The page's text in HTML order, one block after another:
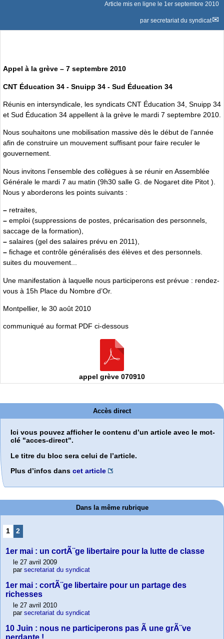
Article mis en ligne le 1er septembre 2010
par secretariat du syndicat
Appel à la grève – 7 septembre 2010
CNT Éducation 34 - Snuipp 34 - Sud Éducation 34
Réunis en intersyndicale, les syndicats CNT Éducation 34, Snuipp 34
et Sud Éducation 34 appellent à la grève le mardi 7 septembre 2010.
Nous souhaitons une mobilisation massive dès le début de l’année
afin de construire un mouvement suffisant pour faire reculer le
gouvernement.
Nous invitons l’ensemble des collègues à se réunir en Assemblée
Générale le mardi 7 au matin (9h30 salle G. de Nogaret dite Pitot ).
Nous y aborderons les points suivants :
– retraites,
– emploi (suppressions de postes, précarisation des personnels,
saccage de la formation),
– salaires (gel des salaires prévu en 2011),
– fichage et contrôle généralisés des élèves et des personnels.
suites du mouvement...
Une manifestation à laquelle nous participerons est prévue : rendez-
vous à 15h Place du Nombre d’Or.
Montpellier, le 30 août 2010
communiqué au format PDF ci-dessous
appel grève 070910
Accès direct
Ici vous pouvez afficher le contenu d’un article avec le mot-
clé "acces-direct".
Le titre du bloc sera celui de l’article.
Plus d’infos dans cet article
Dans la même rubrique
1 2
1er mai : un cortÃ¨ge libertaire pour la lutte de classe
le 27 avril 2009
par secretariat du syndicat
1er mai : cortÃ¨ge libertaire pour un partage des
richesses
le 27 avril 2010
par secretariat du syndicat
10 Juin : nous ne participerons pas Ã une grÃ¨ve